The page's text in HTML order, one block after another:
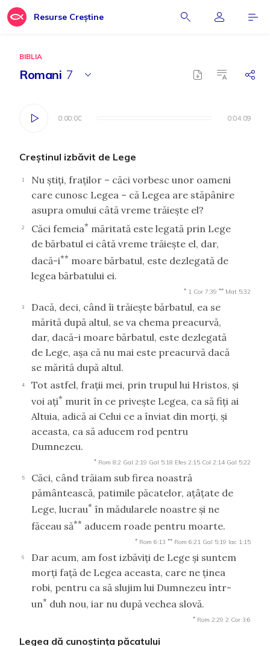
Resurse Creștine
BIBLIA
Romani 7
0:00:00 0:04:09
0:00:00 0:04:09
Creştinul izbăvit de Lege
1
Nu ştiţi, fraţilor – căci vorbesc unor oameni
care cunosc Legea – că Legea are stăpânire
asupra omului câtă vreme trăieşte el?
2 Căci femeia* măritată este legată prin Lege
de bărbatul ei câtă vreme trăieşte el, dar,
dacă-i** moare bărbatul, este dezlegată de
legea bărbatului ei.
* 1 Cor 7:39 ** Mat 5:32
3
Dacă, deci, când îi trăieşte bărbatul, ea se
mărită după altul, se va chema preacurvă,
dar, dacă-i moare bărbatul, este dezlegată
de Lege, aşa că nu mai este preacurvă dacă
se mărită după altul.
4
Tot astfel, fraţii mei, prin trupul lui Hristos, şi
voi aţi* murit în ce priveşte Legea, ca să fiţi ai
Altuia, adică ai Celui ce a înviat din morţi, şi
aceasta, ca să aducem rod pentru
Dumnezeu.
* Rom 8:2 Gal 2:19 Gal 5:18 Efes 2:15 Col 2:14 Gal 5:22
5
Căci, când trăiam sub firea noastră
pământească, patimile păcatelor, aţâţate de
Lege, lucrau* în mădularele noastre şi ne
făceau să** aducem roade pentru moarte.
* Rom 6:13 ** Rom 6:21 Gal 5:19 Iac 1:15
6
Dar acum, am fost izbăviţi de Lege şi suntem
morţi faţă de Legea aceasta, care ne ţinea
robi, pentru ca să slujim lui Dumnezeu într-
un* duh nou, iar nu după vechea slovă.
* Rom 2:29 2 Cor 3:6
Legea dă cunoştinţa păcatului